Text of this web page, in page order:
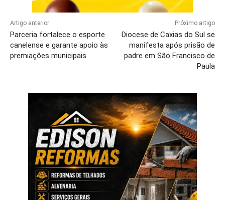
Artigo anterior
Parceria fortalece o esporte
canelense e garante apoio às
premiações municipais
Próximo artigo
Diocese de Caxias do Sul se
manifesta após prisão de
padre em São Francisco de
Paula